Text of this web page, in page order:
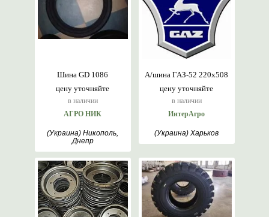
цену уточняйте
в наличии
Шина GD 1086
АГРО НИК
(Украина) Никополь,
Днепр
цену уточняйте
в наличии
А/шина ГАЗ-52 220х508
ИнтерАгро
(Украина) Харьков